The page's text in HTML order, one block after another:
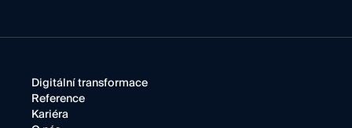
Digitální transformace
Reference
Kariéra